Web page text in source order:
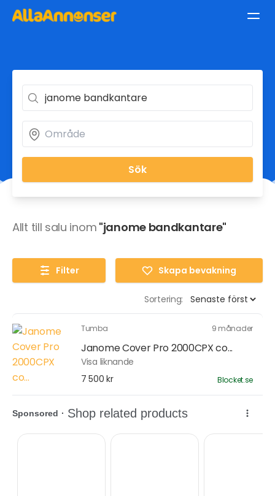
Sök
Allt till salu inom "janome bandkantare"
Filter Skapa bevakning
Sortering:
Tumba 9 månader
Janome Cover Pro 2000CPX co...
Visa liknande
7 500 kr
Blocket.se